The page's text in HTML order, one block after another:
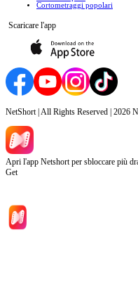
‌Cortometraggi popolari
Scaricare l'app
NetShort | All Rights Reserved | 2026
Apri l'app Netshort per sbloccare più
Get